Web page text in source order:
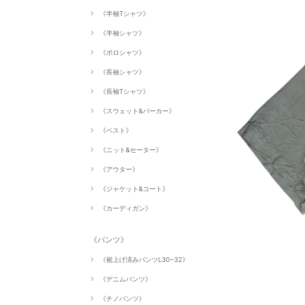
《半袖Tシャツ》
《半袖シャツ》
《ポロシャツ》
《長袖シャツ》
《長袖Tシャツ》
《スウェット&パーカー》
《ベスト》
《ニット&セーター》
《アウター》
《ジャケット&コート》
《カーディガン》
《パンツ》
《裾上げ済みパンツL30~32》
《デニムパンツ》
《チノパンツ》